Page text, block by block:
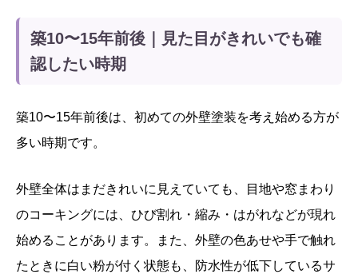
築10〜15年前後｜見た目がきれいでも確
認したい時期
築10〜15年前後は、初めての外壁塗装を考え始める方が
多い時期です。
外壁全体はまだきれいに見えていても、目地や窓まわり
のコーキングには、ひび割れ・縮み・はがれなどが現れ
始めることがあります。また、外壁の色あせや手で触れ
たときに白い粉が付く状態も、防水性が低下しているサ